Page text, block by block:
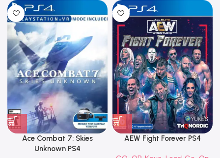
Ace Combat 7: Skies
Unknown PS4
AEW Fight Forever PS4